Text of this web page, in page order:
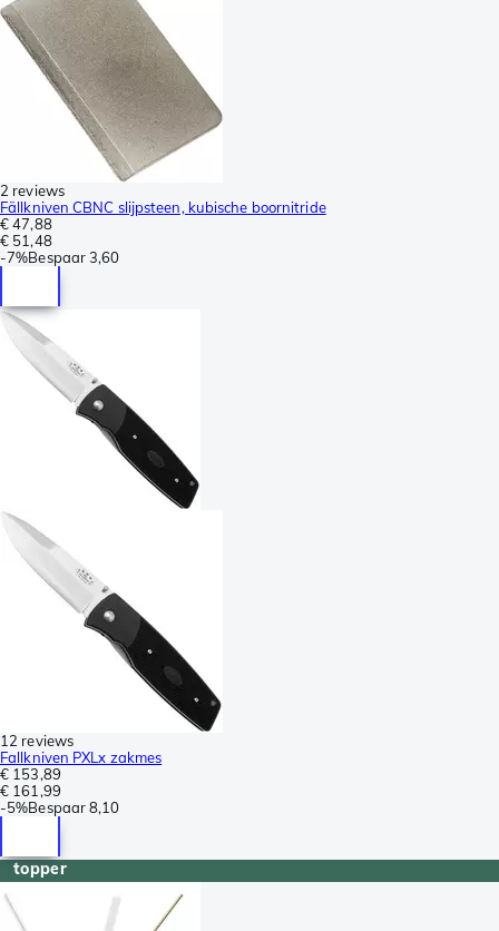
2 reviews
Fällkniven CBNC slijpsteen, kubische boornitride
€ 47,88
€ 51,48
-7%Bespaar3,60
12 reviews
Fallkniven PXLx zakmes
€ 153,89
€ 161,99
-5%Bespaar8,10
topper